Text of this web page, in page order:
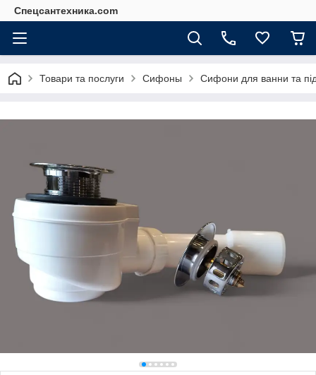
Спецсантехника.com
Товари та послуги Сифоны Сифони для ванни та